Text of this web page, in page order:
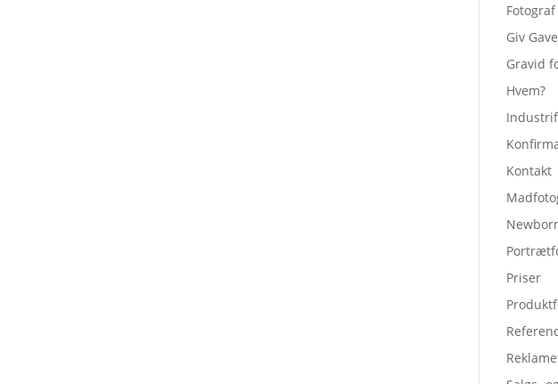
Giv
Gravid
Hvem?
Kontakt
Priser